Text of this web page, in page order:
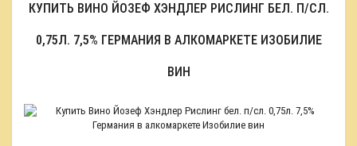
КУПИТЬ ВИНО ЙОЗЕФ ХЭНДЛЕР РИСЛИНГ БЕЛ. П/СЛ.
0,75Л. 7,5% ГЕРМАНИЯ В АЛКОМАРКЕТЕ ИЗОБИЛИЕ
ВИН